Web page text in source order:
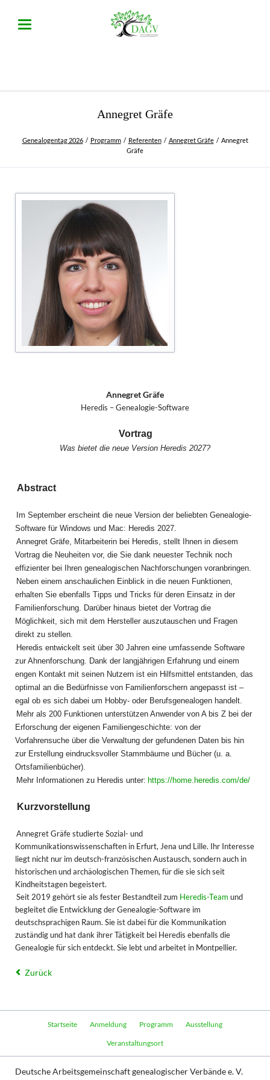
Annegret Gräfe
Genealogentag 2026 Programm Referenten Annegret Gräfe
Annegret
Gräfe
Annegret Gräfe
Heredis – Genealogie-Software
Vortrag
Was bietet die neue Version Heredis 2027?
Abstract
Im September erscheint die neue Version der beliebten Genealogie-
Software für Windows und Mac: Heredis 2027.
Annegret Gräfe, Mitarbeiterin bei Heredis, stellt Ihnen in diesem
Vortrag die Neuheiten vor, die Sie dank neuester Technik noch
effizienter bei Ihren genealogischen Nachforschungen voranbringen.
Neben einem anschaulichen Einblick in die neuen Funktionen,
erhalten Sie ebenfalls Tipps und Tricks für deren Einsatz in der
Familienforschung. Darüber hinaus bietet der Vortrag die
Möglichkeit, sich mit dem Hersteller auszutauschen und Fragen
direkt zu stellen.
Heredis entwickelt seit über 30 Jahren eine umfassende Software
zur Ahnenforschung. Dank der langjährigen Erfahrung und einem
engen Kontakt mit seinen Nutzern ist ein Hilfsmittel entstanden, das
optimal an die Bedürfnisse von Familienforschern angepasst ist –
egal ob es sich dabei um Hobby- oder Berufsgenealogen handelt.
Mehr als 200 Funktionen unterstützen Anwender von A bis Z bei der
Erforschung der eigenen Familiengeschichte: von der
Vorfahrensuche über die Verwaltung der gefundenen Daten bis hin
zur Erstellung eindrucksvoller Stammbäume und Bücher (u. a.
Ortsfamilienbücher).
Mehr Informationen zu Heredis unter: https://home.heredis.com/de/
Kurzvorstellung
Annegret Gräfe studierte Sozial- und
Kommunikationswissenschaften in Erfurt, Jena und Lille. Ihr Interesse
liegt nicht nur im deutsch-französischen Austausch, sondern auch in
historischen und archäologischen Themen, für die sie sich seit
Kindheitstagen begeistert.
Seit 2019 gehört sie als fester Bestandteil zum Heredis-Team und
begleitet die Entwicklung der Genealogie-Software im
deutschsprachigen Raum. Sie ist dabei für die Kommunikation
zuständig und hat dank ihrer Tätigkeit bei Heredis ebenfalls die
Genealogie für sich entdeckt. Sie lebt und arbeitet in Montpellier.
Zurück
Navigation
Startseite Anmeldung Programm Ausstellung
Veranstaltungsort
Deutsche Arbeitsgemeinschaft genealogischer Verbände e. V.